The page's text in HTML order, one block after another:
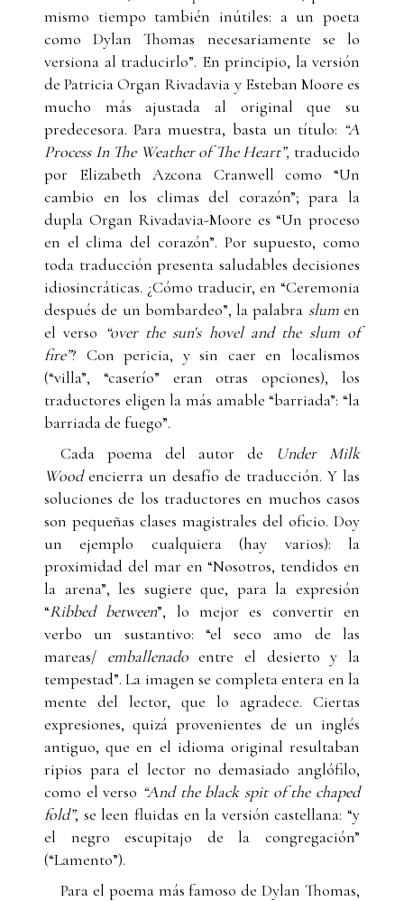
mismo tiempo también inútiles: a un poeta
como Dylan Thomas necesariamente se lo
versiona al traducirlo”. En principio, la versión
de Patricia Organ Rivadavia y Esteban Moore es
mucho más ajustada al original que su
predecesora. Para muestra, basta un título: “A
Process In The Weather of The Heart”, traducido
por Elizabeth Azcona Cranwell como “Un
cambio en los climas del corazón”; para la
dupla Organ Rivadavia-Moore es “Un proceso
en el clima del corazón”. Por supuesto, como
toda traducción presenta saludables decisiones
idiosincráticas. ¿Cómo traducir, en “Ceremonia
después de un bombardeo”, la palabra slumen
el verso “over the sun's hovel and the slum of
fire”? Con pericia, y sin caer en localismos
(“villa”, “caserío” eran otras opciones), los
traductores eligen la más amable “barriada”: “la
barriada de fuego”.
Cada poema del autor de
Under Milk
Woodencierra un desafío de traducción. Y las
soluciones de los traductores en muchos casos
son pequeñas clases magistrales del oficio. Doy
un ejemplo cualquiera (hay varios): la
proximidad del mar en “Nosotros, tendidos en
la arena”, les sugiere que, para la expresión
“Ribbed between”, lo mejor es convertir en
verbo un sustantivo: “el seco amo de las
mareas/ emballenadoentre el desierto y la
tempestad”. La imagen se completa entera en la
mente del lector, que lo agradece. Ciertas
expresiones, quizá provenientes de un inglés
antiguo, que en el idioma original resultaban
ripios para el lector no demasiado anglófilo,
como el verso “And the black spit of the chaped
fold”, se leen fluidas en la versión castellana: “y
el negro escupitajo de la congregación”
(“Lamento”).
Para el poema más famoso de Dylan Thomas,